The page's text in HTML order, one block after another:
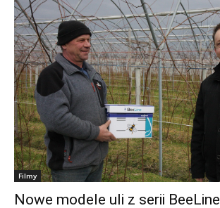
Filmy
Nowe modele uli z serii BeeLine